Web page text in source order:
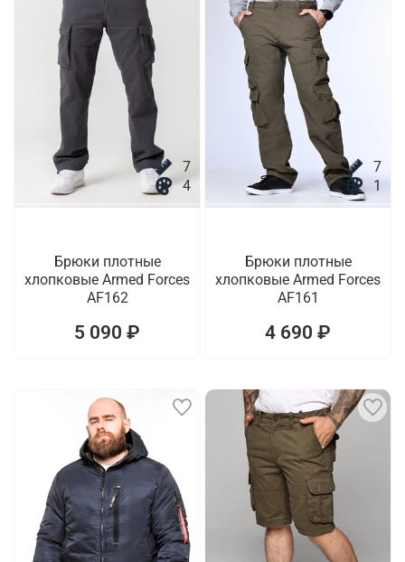
7
4
Брюки плотные
хлопковые Armed Forces
AF162
5 090 ₽
7
1
Брюки плотные
хлопковые Armed Forces
AF161
4 690 ₽